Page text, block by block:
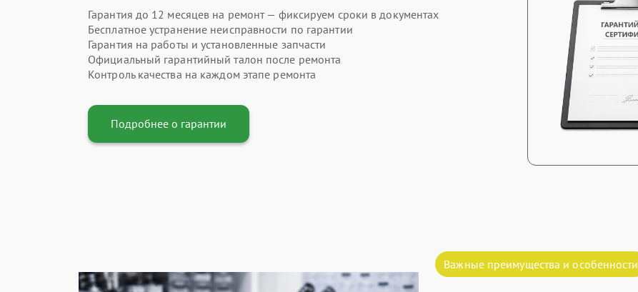
Гарантия до 12 месяцев на ремонт — фиксируем сроки в документах
Бесплатное устранение неисправности по гарантии
Гарантия на работы и установленные запчасти
Официальный гарантийный талон после ремонта
Контроль качества на каждом этапе ремонта
Подробнее о гарантии
Важные преимущества и особенности